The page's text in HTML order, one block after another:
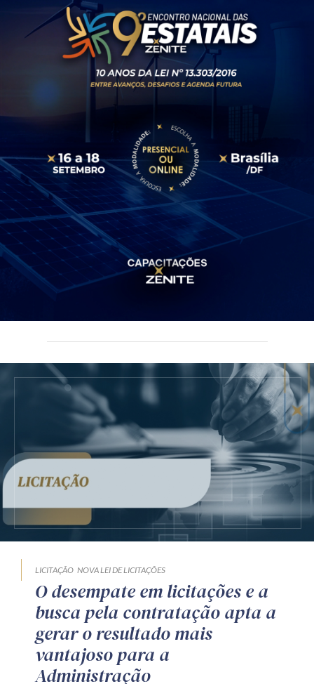
LICITAÇÃO NOVA LEI DE LICITAÇÕES
O desempate em licitações e a
busca pela contratação apta a
gerar o resultado mais
vantajoso para a
Administração